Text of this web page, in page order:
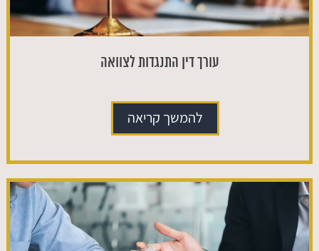
עורך דין התנגדות לצוואה
להמשך קריאה